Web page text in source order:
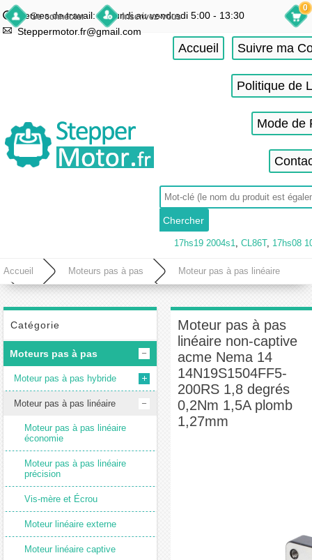
Se connecter Inscrivez-vous
Heures de travail: du lundi au vendredi 5:00 - 13:30
Steppermotor.fr@gmail.com
0
Accueil Suivre ma
Politique de
Mode de
17hs19 2004s1, CL86T, 17hs08
Accueil Moteurs pas à pas Moteur pas à pas linéaire
acme Nema 14 14N19S1504FF5-200RS 1,8 degrés 0,2Nm 1,5A plomb 1,27mm
Catégorie
Moteurs pas à pas
Moteur pas à pas hybride
Moteur pas à pas linéaire
Moteur pas à pas linéaire
économie
Moteur pas à pas linéaire
précision
Vis-mère et Écrou
Moteur linéaire externe
Moteur linéaire captive
Moteur pas à pas
linéaire non-captive
acme Nema 14
14N19S1504FF5-
200RS 1,8 degrés
0,2Nm 1,5A plomb
1,27mm